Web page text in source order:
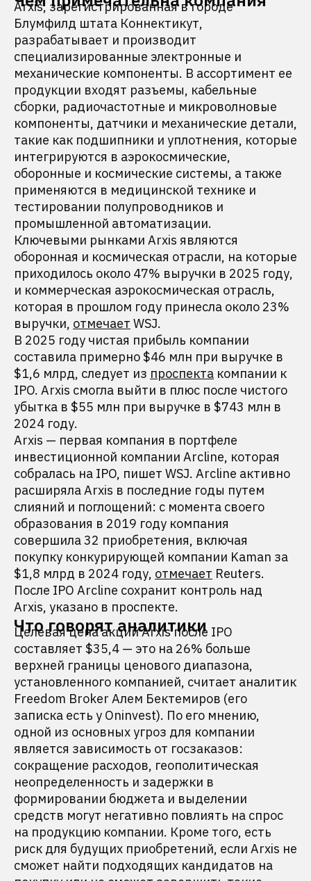
Arxis, зарегистрированная в городе
Блумфилд штата Коннектикут,
разрабатывает и производит
специализированные электронные и
механические компоненты. В ассортимент ее
продукции входят разъемы, кабельные
сборки, радиочастотные и микроволновые
компоненты, датчики и механические детали,
такие как подшипники и уплотнения, которые
интегрируются в аэрокосмические,
оборонные и космические системы, а также
применяются в медицинской технике и
тестировании полупроводников и
промышленной автоматизации.
Ключевыми рынками Arxis являются
оборонная и космическая отрасли, на которые
приходилось около 47% выручки в 2025 году,
и коммерческая аэрокосмическая отрасль,
которая в прошлом году принесла около 23%
выручки, отмечает WSJ.
В 2025 году чистая прибыль компании
составила примерно $46 млн при выручке в
$1,6 млрд, следует из проспекта компании к
IPO. Arxis смогла выйти в плюс после чистого
убытка в $55 млн при выручке в $743 млн в
2024 году.
Arxis — первая компания в портфеле
инвестиционной компании Arcline, которая
собралась на IPO, пишет WSJ. Arcline активно
расширяла Arxis в последние годы путем
слияний и поглощений: с момента своего
образования в 2019 году компания
совершила 32 приобретения, включая
покупку конкурирующей компании Kaman за
$1,8 млрд в 2024 году, отмечает Reuters.
После IPO Arcline сохранит контроль над
Arxis, указано в проспекте.
Что говорят аналитики
Целевая цена акций Arxis после IPO
составляет $35,4 — это на 26% больше
верхней границы ценового диапазона,
установленного компанией, считает аналитик
Freedom Broker Алем Бектемиров (его
записка есть у Oninvest). По его мнению,
одной из основных угроз для компании
является зависимость от госзаказов:
сокращение расходов, геополитическая
неопределенность и задержки в
формировании бюджета и выделении
средств могут негативно повлиять на спрос
на продукцию компании. Кроме того, есть
риск для будущих приобретений, если Arxis не
сможет найти подходящих кандидатов на